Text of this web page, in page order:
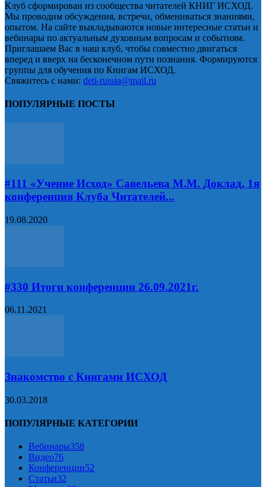
Клуб сформирован из сообщества читателей КНИГ ИСХОД.
Мы проводим обсуждения, встречи, обмениваться знаниями,
опытом. На сайте выкладываются новые интересные статьи и
вебинары по актуальным духовным вопросам и событиям.
Приглашаем Вас в наш клуб, чтобы совместно двигаться
вперед и вверх на бесконечном пути познания. Формируются
группы для обучения по Книгам ИСХОД.
Свяжитесь с нами: deti-russia@mail.ru
ПОПУЛЯРНЫЕ ПОСТЫ
#111 «Учение Исход» Савельева М.М. Доклад, 1я
конференция Клуба Читателей...
19.08.2020
#330 Итоги конференции 26.09.2021г.
06.11.2021
Знакомство с Книгами ИСХОД
30.03.2018
ПОПУЛЯРНЫЕ КАТЕГОРИИ
Вебинары358
Видео76
Конференции52
Статьи32